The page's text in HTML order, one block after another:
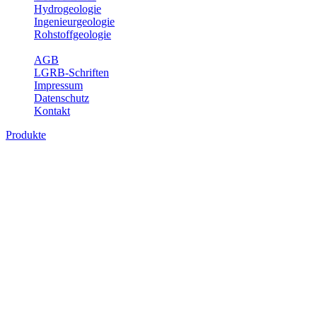
Hydrogeologie
Ingenieurgeologie
Rohstoffgeologie
AGB
LGRB-Schriften
Impressum
Datenschutz
Kontakt
Produkte